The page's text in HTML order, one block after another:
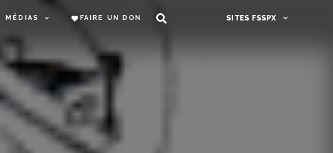
MÉDIAS FAIRE UN DON SITES FSSPX